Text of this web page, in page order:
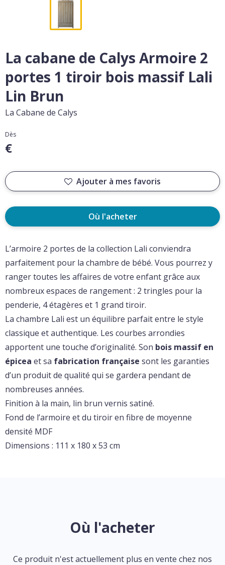
La cabane de Calys Armoire 2
portes 1 tiroir bois massif Lali
Lin Brun
La Cabane de Calys
Dès
€
Ajouter à mes favoris
Où l'acheter
L’armoire 2 portes de la collection Lali conviendra
parfaitement pour la chambre de bébé. Vous pourrez y
ranger toutes les affaires de votre enfant grâce aux
nombreux espaces de rangement : 2 tringles pour la
penderie, 4 étagères et 1 grand tiroir.
La chambre Lali est un équilibre parfait entre le style
classique et authentique. Les courbes arrondies
apportent une touche d’originalité. Son bois massif en
épicea et sa fabrication française sont les garanties
d’un produit de qualité qui se gardera pendant de
nombreuses années.
Finition à la main, lin brun vernis satiné.
Fond de l’armoire et du tiroir en fibre de moyenne
densité MDF
Dimensions : 111 x 180 x 53 cm
Où l'acheter
Ce produit n'est actuellement plus en vente chez nos